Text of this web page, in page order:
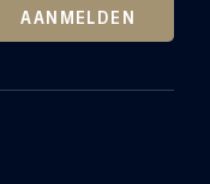
AANMELDEN